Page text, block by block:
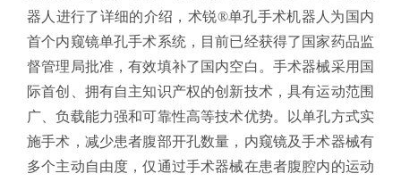
器人进行了详细的介绍，术锐®单孔手术机器人为国内
首个内窥镜单孔手术系统，目前已经获得了国家药品监
督管理局批准，有效填补了国内空白。手术器械采用国
际首创、拥有自主知识产权的创新技术，具有运动范围
广、负载能力强和可靠性高等技术优势。以单孔方式实
施手术，减少患者腹部开孔数量，内窥镜及手术器械有
多个主动自由度，仅通过手术器械在患者腹腔内的运动